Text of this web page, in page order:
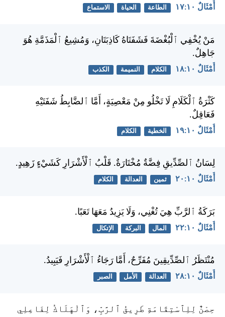
أَمْثَالٌ ١٠:‏١٧ الطاعة الحياة الاستماع
مَنْ يُخْفِي ٱلْبُغْضَةَ فَشَفَتَاهُ كَاذِبَتَانِ، وَمُشِيعُ ٱلْمَذَمَّةِ هُوَ
جَاهِلٌ.
أَمْثَالٌ ١٠:‏١٨ الكلام النميمة الكذب
كَثْرَةُ ٱلْكَلَامِ لَا تَخْلُو مِنْ مَعْصِيَةٍ، أَمَّا ٱلضَّابِطُ شَفَتَيْهِ
فَعَاقِلٌ.
أَمْثَالٌ ١٠:‏١٩ الخطية الكلام
لِسَانُ ٱلصِّدِّيقِ فِضَّةٌ مُخْتَارَةٌ. قَلْبُ ٱلْأَشْرَارِ كَشَيْءٍ زَهِيدٍ.
أَمْثَالٌ ١٠:‏٢٠ ثمين العدالة الكلام
بَرَكَةُ ٱلرَّبِّ هِيَ تُغْنِي، وَلَا يَزِيدُ مَعَهَا تَعَبًا.
أَمْثَالٌ ١٠:‏٢٢ المال البركة الإتكال
مُنْتَظَرُ ٱلصِّدِّيقِينَ مُفَرِّحٌ، أَمَّا رَجَاءُ ٱلْأَشْرَارِ فَيَبِيدُ.
أَمْثَالٌ ١٠:‏٢٨ العدالة الأمل الصبر
حِصْنٌ لِلِٱسْتِقَامَةِ طَرِيقُ ٱلرَّبِّ، وَٱلْهَلَاكُ لِفَاعِلِي